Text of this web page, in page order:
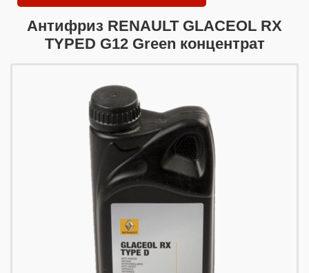
​​​​Антифриз RENAULT GLACEOL RX
TYPED G12 Green концентрат